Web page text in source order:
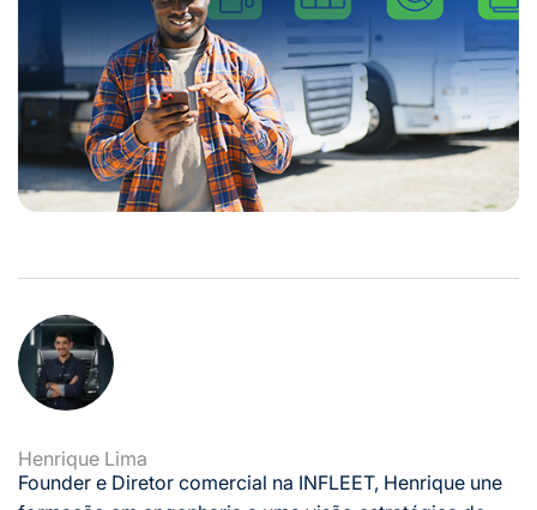
Henrique Lima
Founder e Diretor comercial na INFLEET, Henrique une